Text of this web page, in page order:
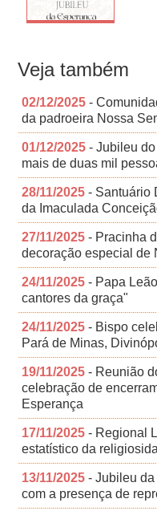
Veja também
02/12/2025 -
da padroeira Nossa
01/12/2025 - Jubileu
mais de duas mil
28/11/2025 - Santuário
da Imaculada
27/11/2025 - Pracinha
decoração especial de
24/11/2025 - Papa
cantores da graça"
24/11/2025 - Bispo
Pará de Minas,
19/11/2025 - Reunião
celebração de
Esperança
17/11/2025 - Regional
estatístico da
13/11/2025 - Jubileu
com a presença de